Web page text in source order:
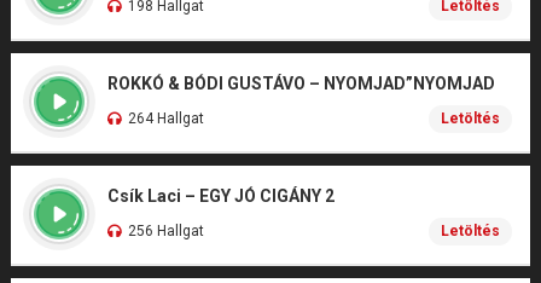
198 Hallgat Letöltés
ROKKÓ & BÓDI GUSTÁVO – NYOMJAD”NYOMJAD
264 Hallgat Letöltés
Csík Laci – EGY JÓ CIGÁNY 2
256 Hallgat Letöltés